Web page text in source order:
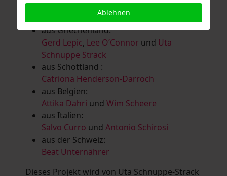
Schaub,Vera Schaub,Birgit Schweimler &
Serge DevadderundRolf Thärichen
aus Griechenland:
Gerd Lepic, Lee O’Connor und Uta
Schnuppe Strack
aus Schottland :
Catriona Henderson-Darroch
aus Belgien:
Attika Dahri und Wim Scheere
aus Italien:
Salvo Curro und Antonio Schirosi
aus der Schweiz:
Beat Unternährer
Dieses Projekt wird von Uta Schnuppe-Strack
Ablehnen